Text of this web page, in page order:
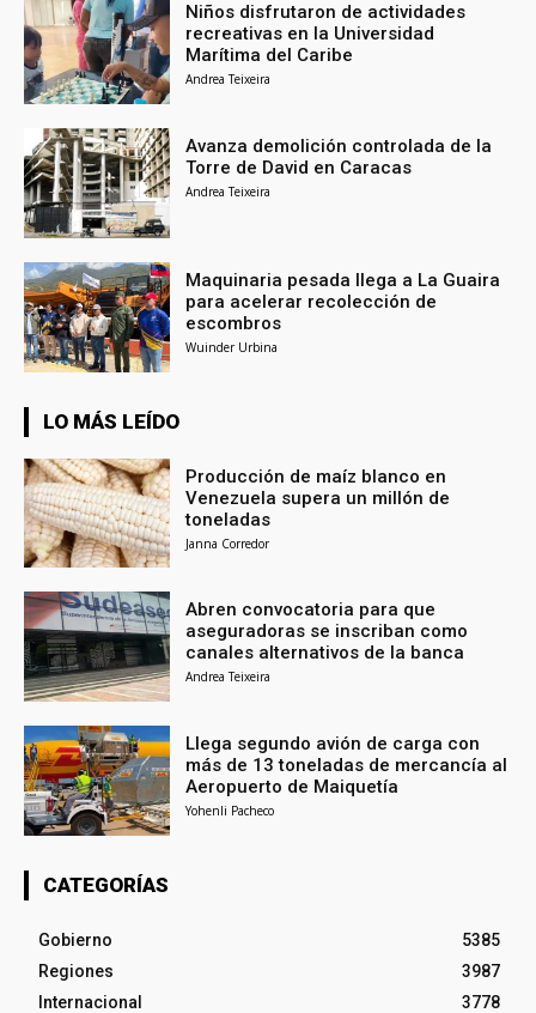
Niños disfrutaron de actividades
recreativas en la Universidad
Marítima del Caribe
Andrea Teixeira
Avanza demolición controlada de la
Torre de David en Caracas
Andrea Teixeira
Maquinaria pesada llega a La Guaira
para acelerar recolección de
escombros
Wuinder Urbina
LO MÁS LEÍDO
Producción de maíz blanco en
Venezuela supera un millón de
toneladas
Janna Corredor
Abren convocatoria para que
aseguradoras se inscriban como
canales alternativos de la banca
Andrea Teixeira
Llega segundo avión de carga con
más de 13 toneladas de mercancía al
Aeropuerto de Maiquetía
Yohenli Pacheco
CATEGORÍAS
Gobierno
5385
Regiones
3987
Internacional
3778